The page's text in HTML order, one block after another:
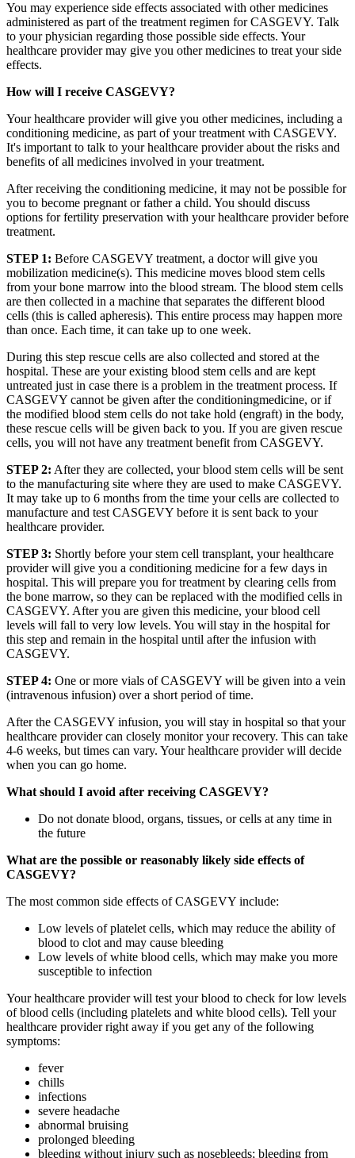
You may experience side effects associated with other medicines
administered as part of the treatment regimen for CASGEVY. Talk
to your physician regarding those possible side effects. Your
healthcare provider may give you other medicines to treat your side
effects.
How will I receive CASGEVY?
Your healthcare provider will give you other medicines, including a
conditioning medicine, as part of your treatment with CASGEVY.
It's important to talk to your healthcare provider about the risks and
benefits of all medicines involved in your treatment.
After receiving the conditioning medicine, it may not be possible for
you to become pregnant or father a child. You should discuss
options for fertility preservation with your healthcare provider before
treatment.
STEP 1: Before CASGEVY treatment, a doctor will give you
mobilization medicine(s). This medicine moves blood stem cells
from your bone marrow into the blood stream. The blood stem cells
are then collected in a machine that separates the different blood
cells (this is called apheresis). This entire process may happen more
than once. Each time, it can take up to one week.
During this step rescue cells are also collected and stored at the
hospital. These are your existing blood stem cells and are kept
untreated just in case there is a problem in the treatment process. If
CASGEVY cannot be given after the conditioningmedicine, or if
the modified blood stem cells do not take hold (engraft) in the body,
these rescue cells will be given back to you. If you are given rescue
cells, you will not have any treatment benefit from CASGEVY.
STEP 2: After they are collected, your blood stem cells will be sent
to the manufacturing site where they are used to make CASGEVY.
It may take up to 6 months from the time your cells are collected to
manufacture and test CASGEVY before it is sent back to your
healthcare provider.
STEP 3: Shortly before your stem cell transplant, your healthcare
provider will give you a conditioning medicine for a few days in
hospital. This will prepare you for treatment by clearing cells from
the bone marrow, so they can be replaced with the modified cells in
CASGEVY. After you are given this medicine, your blood cell
levels will fall to very low levels. You will stay in the hospital for
this step and remain in the hospital until after the infusion with
CASGEVY.
STEP 4: One or more vials of CASGEVY will be given into a vein
(intravenous infusion) over a short period of time.
After the CASGEVY infusion, you will stay in hospital so that your
healthcare provider can closely monitor your recovery. This can take
4-6 weeks, but times can vary. Your healthcare provider will decide
when you can go home.
What should I avoid after receiving CASGEVY?
Do not donate blood, organs, tissues, or cells at any time in
the future
What are the possible or reasonably likely side effects of
CASGEVY?
The most common side effects of CASGEVY include:
Low levels of platelet cells, which may reduce the ability of
blood to clot and may cause bleeding
Low levels of white blood cells, which may make you more
susceptible to infection
Your healthcare provider will test your blood to check for low levels
of blood cells (including platelets and white blood cells). Tell your
healthcare provider right away if you get any of the following
symptoms:
fever
chills
infections
severe headache
abnormal bruising
prolonged bleeding
bleeding without injury such as nosebleeds; bleeding from